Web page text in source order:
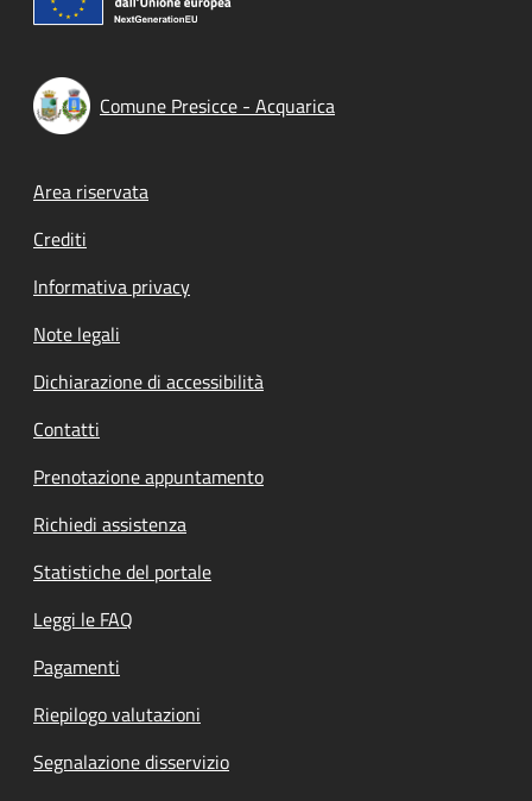
Comune Presicce - Acquarica
Footer menu
Area riservata
Crediti
Informativa privacy
Note legali
Dichiarazione di accessibilità
Contatti
Prenotazione appuntamento
Richiedi assistenza
Statistiche del portale
Leggi le FAQ
Pagamenti
Riepilogo valutazioni
Segnalazione disservizio